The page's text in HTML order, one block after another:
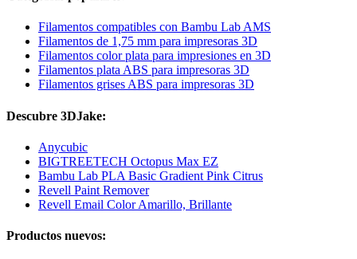
Filamentos compatibles con Bambu Lab AMS
Filamentos de 1,75 mm para impresoras 3D
Filamentos color plata para impresiones en 3D
Filamentos plata ABS para impresoras 3D
Filamentos grises ABS para impresoras 3D
Descubre 3DJake:
Anycubic
BIGTREETECH Octopus Max EZ
Bambu Lab PLA Basic Gradient Pink Citrus
Revell Paint Remover
Revell Email Color Amarillo, Brillante
Productos nuevos: